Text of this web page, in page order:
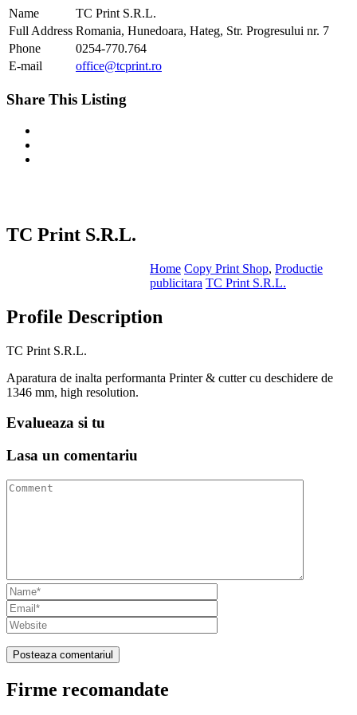
Name
TC Print S.R.L.
Full Address Romania, Hunedoara, Hateg, Str. Progresului nr. 7
Phone
0254-770.764
E-mail
office@tcprint.ro
Share This Listing
TC Print S.R.L.
Home Copy Print Shop, Productie
publicitara TC Print S.R.L.
Profile Description
TC Print S.R.L.
Aparatura de inalta performanta Printer & cutter cu deschidere de
1346 mm, high resolution.
Evalueaza si tu
Lasa un comentariu
Firme recomandate